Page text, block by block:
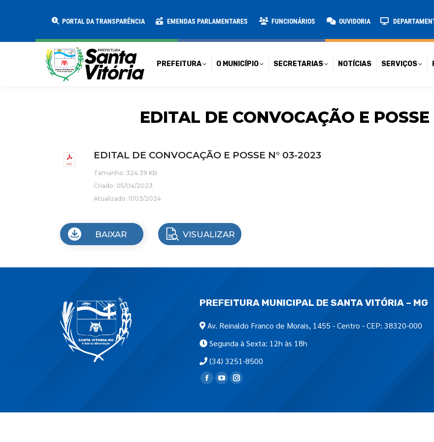
PORTAL DA TRANSPARÊNCIA EMENDAS PARLAMENTARES FUNCIONÁRIOS OUVIDORIA
PREFEITURA O MUNICÍPIO SECRETARIAS NOTÍCIAS SERVIÇOS
EDITAL DE CONVOCAÇÃO E
EDITAL DE CONVOCAÇÃO E POSSE N° 03-2023
Tamanho: 324.39 KB
Criado: 05/04/2023
Atualizado: 11/03/2024
BAIXAR VISUALIZAR
PREFEITURA MUNICIPAL DE SANTA VITÓRIA – MG
Av. Reinaldo Franco de Morais, 1455 - Centro - CEP: 38320-000
Segunda à Sexta: 12h às 18h
(34) 3251-8500
Encontre-nos em: